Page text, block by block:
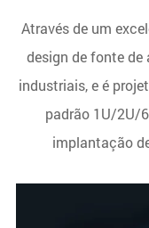
Através de um
design de fonte
industriais, e é
padrão 1U/2U/
implantação